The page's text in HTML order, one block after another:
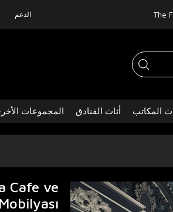
The الدعم
المكاتب أثاث الفنادق المجموعات
Cafe ve